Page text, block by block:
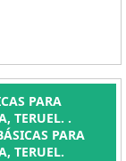
PARA
TERUEL. .
PARA
TERUEL.